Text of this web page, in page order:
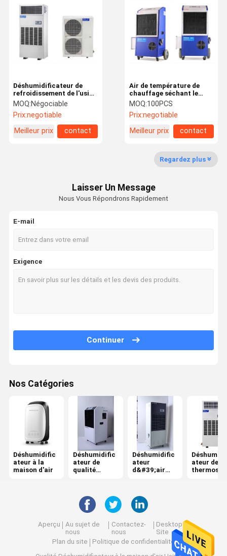
Contrôle De
Déshumidificateur de qualité marchande
Déshumidificateur de thermostat
Humidificateur ultrasonique industriel
Déshumidificateur monté par plafond
Déshumidificateur R290
Climatiseur réfrigératif portatif
Air de température de
chauffage séchant le
déshumidificateur
industriel 3KG/H 3000W
MOQ:100PCS
Prix:negotiable
Meilleur prix
contact
Déshumidificateur de
refroidissement de l'usine
20KG/H 5300W R407C de
tabac
MOQ:Négociable
Prix:negotiable
Meilleur prix
contact
Regardez plus
Laisser Un Message
Nous Vous Répondrons Rapidement
E-mail
Exigence
Continuer
Nos Catégories
Déshumidific
ateur à la
maison d'air
Déshumidific
ateur de
qualité
Déshumidific
ateur
d&#39;air
ateur de
Aperçu
Au sujet de
nous
Contactez-
nous
Desktop
Site
Plan du site
Politique de confidentialité